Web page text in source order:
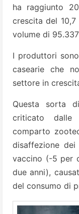
ha raggiunto
crescita del
volume di
I produttori
casearie che
settore in
Questa sorta
criticato dalle
comparto
disaffezione
vaccino (-5 per
due anni),
del consumo di